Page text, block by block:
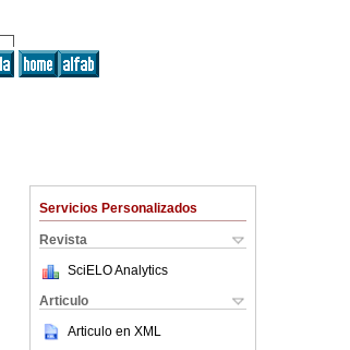
Servicios Personalizados
Revista
SciELO Analytics
Articulo
Articulo en XML